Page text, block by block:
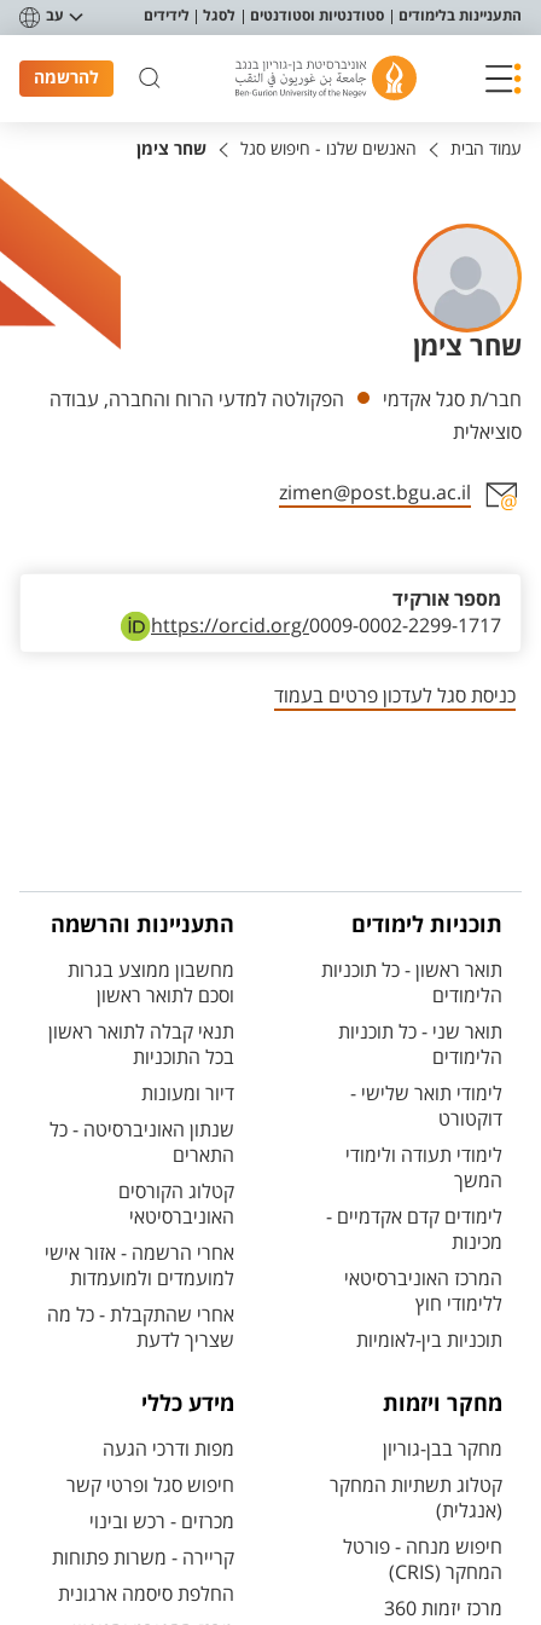
תפריט נגישות
התעניינות בלימודים סטודנטיות וסטודנטים לסגל לידידים עב
להרשמה
עמוד הבית האנשים שלנו - חיפוש סגל שחר צימן
שחר צימן
יחידות
חבר/ת סגל אקדמי
הפקולטה למדעי הרוח והחברה, עבודה
סוציאלית
zimen@post.bgu.ac.il
https://orcid.org/0009-0002-2299-1717
מספר אורקיד
כניסת סגל לעדכון פרטים בעמוד
תוכניות לימודים
תואר ראשון - כל תוכניות
הלימודים
תואר שני - כל תוכניות
הלימודים
לימודי תואר שלישי -
דוקטורט
לימודי תעודה ולימודי
המשך
לימודים קדם אקדמיים -
מכינות
המרכז האוניברסיטאי
ללימודי חוץ
תוכניות בין-לאומיות
התעניינות והרשמה
מחשבון ממוצע בגרות
וסכם לתואר ראשון
תנאי קבלה לתואר ראשון
בכל התוכניות
דיור ומעונות
שנתון האוניברסיטה - כל
התארים
קטלוג הקורסים
האוניברסיטאי
אחרי הרשמה - אזור אישי
למועמדים ולמועמדות
אחרי שהתקבלת - כל מה
שצריך לדעת
מחקר ויזמות
מחקר בבן-גוריון
קטלוג תשתיות המחקר
(אנגלית)
חיפוש מנחה - פורטל
המחקר (CRIS)
מרכז יזמות 360
מידע כללי
מפות ודרכי הגעה
חיפוש סגל ופרטי קשר
מכרזים - רכש ובינוי
קריירה - משרות פתוחות
החלפת סיסמה ארגונית